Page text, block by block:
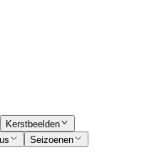
Kerstbeelden
Seizoenen